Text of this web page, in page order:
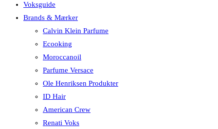
Voksguide
Brands & Mærker
Calvin Klein Parfume
Ecooking
Moroccanoil
Parfume Versace
Ole Henriksen Produkter
ID Hair
American Crew
Renati Voks